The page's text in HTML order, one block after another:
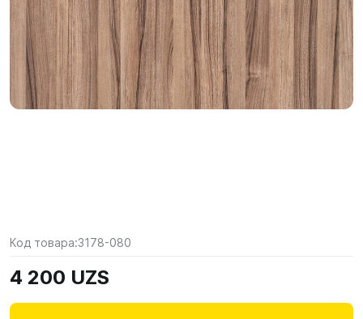
Код товара:3178-080
4 200 UZS